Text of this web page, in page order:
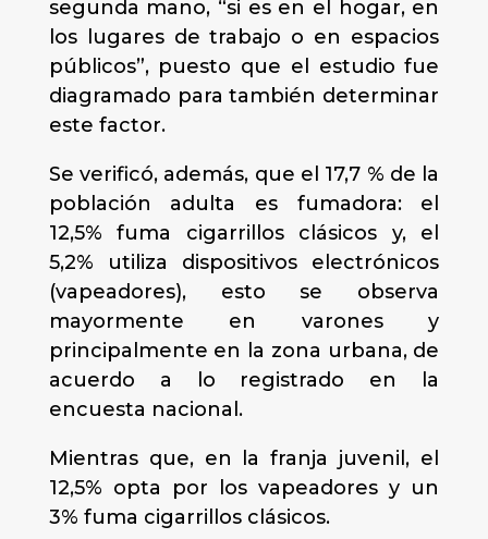
segunda mano, “si es en el hogar, en
los lugares de trabajo o en espacios
públicos”, puesto que el estudio fue
diagramado para también determinar
este factor.
Se verificó, además, que el 17,7 % de la
población adulta es fumadora: el
12,5% fuma cigarrillos clásicos y, el
5,2% utiliza dispositivos electrónicos
(vapeadores), esto se observa
mayormente en varones y
principalmente en la zona urbana, de
acuerdo a lo registrado en la
encuesta nacional.
Mientras que, en la franja juvenil, el
12,5% opta por los vapeadores y un
3% fuma cigarrillos clásicos.